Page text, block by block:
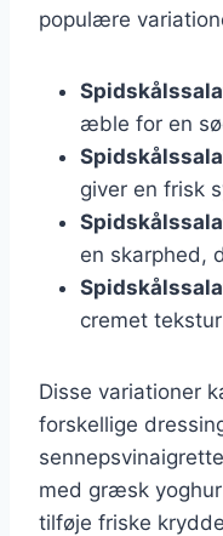
populære
æble for en
giver en frisk
en skarphed,
cremet
Disse variationer
forskellige
med græsk
tilføje friske